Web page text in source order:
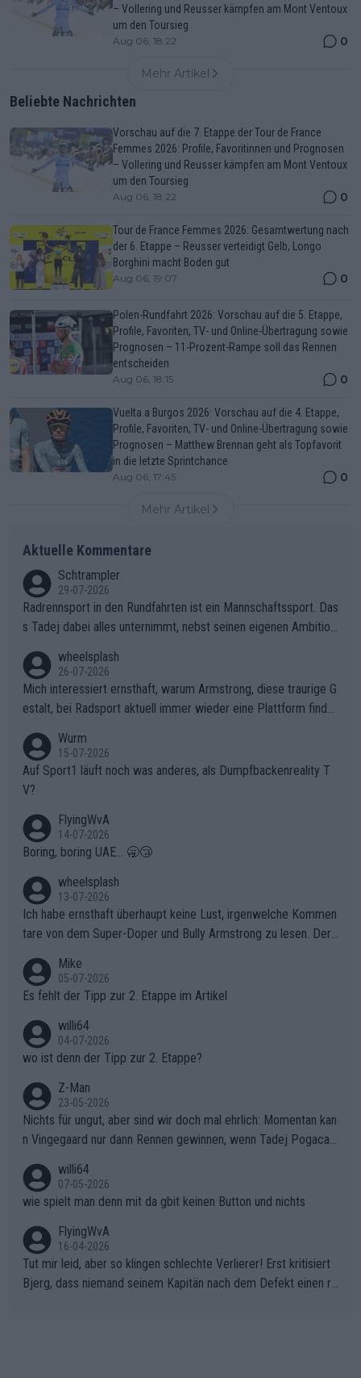
– Vollering und Reusser kämpfen am Mont Ventoux
um den Toursieg
Aug 06, 18:22 0
Mehr Artikel
Beliebte Nachrichten
Vorschau auf die 7. Etappe der Tour de France
Femmes 2026: Profile, Favoritinnen und Prognosen
– Vollering und Reusser kämpfen am Mont Ventoux
um den Toursieg
Aug 06, 18:22 0
Tour de France Femmes 2026: Gesamtwertung nach
der 6. Etappe – Reusser verteidigt Gelb, Longo
Borghini macht Boden gut
Aug 06, 19:07 0
Polen-Rundfahrt 2026: Vorschau auf die 5. Etappe,
Profile, Favoriten, TV- und Online-Übertragung sowie
Prognosen – 11-Prozent-Rampe soll das Rennen
entscheiden
Aug 06, 18:15 0
Vuelta a Burgos 2026: Vorschau auf die 4. Etappe,
Profile, Favoriten, TV- und Online-Übertragung sowie
Prognosen – Matthew Brennan geht als Topfavorit
in die letzte Sprintchance
Aug 06, 17:45 0
Mehr Artikel
Aktuelle Kommentare
Schtrampler
29-07-2026
Radrennsport in den Rundfahrten ist ein Mannschaftssport. Das
s Tadej dabei alles unternimmt, nebst seinen eigenen Ambition
ganze Team auch mental stark zu machen und konkret am Erf
olg teilzuhaben, ist ihm ganz hoch anzurechnen. Das ist ein Zei
chen weit über den Radsport hinaus.
wheelsplash
26-07-2026
Mich interessiert ernsthaft, warum Armstrong, diese traurige G
estalt, bei Radsport aktuell immer wieder eine Plattform finde
Wurm
15-07-2026
Auf Sport1 läuft noch was anderes, als Dumpfbackenreality T
V?
FlyingWvA
14-07-2026
Boring, boring UAE... 🥱😴
wheelsplash
13-07-2026
Ich habe ernsthaft überhaupt keine Lust, irgenwelche Kommen
tare von dem Super-Doper und Bully Armstrong zu lesen. Der
r die gehört nicht in dieses Medium!
Mike
05-07-2026
Es fehlt der Tipp zur 2. Etappe im Artikel
willi64
04-07-2026
wo ist denn der Tipp zur 2. Etappe?
Z-Man
23-05-2026
Nichts für ungut, aber sind wir doch mal ehrlich: Momentan kan
n Vingegaard nur dann Rennen gewinnen, wenn Tadej Pogacar
willi64
07-05-2026
wie spielt man denn mit da gbit keinen Button und nichts
FlyingWvA
16-04-2026
Tut mir leid, aber so klingen schlechte Verlierer! Erst kritisiert
Bjerg, dass niemand seinem Kapitän nach dem Defekt einen ro